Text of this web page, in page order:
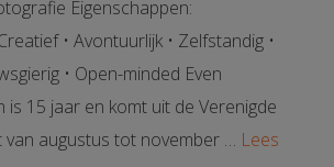
Eigenschappen:
• Avontuurlijk • Zelfstandig •
• Open-minded Even
15 jaar en komt uit de Verenigde
van augustus tot november … Lees